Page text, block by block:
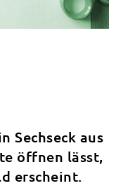
Sechseck aus
öffnen lässt,
erscheint.